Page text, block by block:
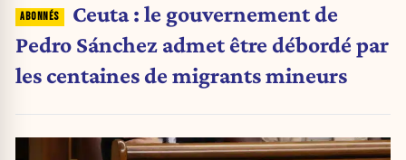
Ceuta : le gouvernement de
Pedro Sánchez admet être débordé par
les centaines de migrants mineurs